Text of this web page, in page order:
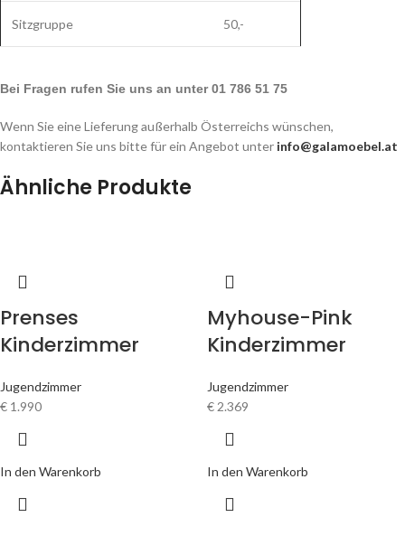
Sitzgruppe 50,-
Bei Fragen rufen Sie uns an unter 01 786 51 75
Wenn Sie eine Lieferung außerhalb Österreichs wünschen,
kontaktieren Sie uns bitte für ein Angebot unter info@galamoebel.at
Ähnliche Produkte
Prenses
Kinderzimmer
Jugendzimmer
€ 1.990
In den Warenkorb
Myhouse-Pink
Kinderzimmer
Jugendzimmer
€2.369
In den Warenkorb